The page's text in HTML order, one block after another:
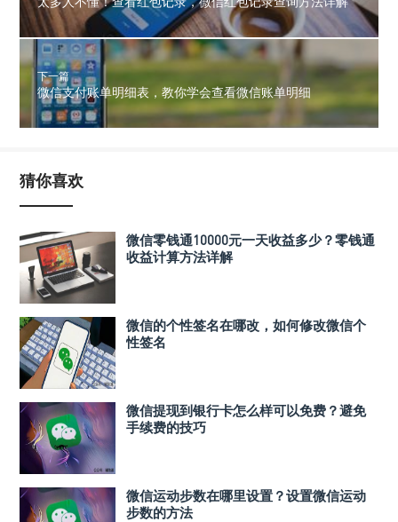
下一篇
微信支付账单明细表，教你学会查看微信账单明细
猜你喜欢
微信零钱通10000元一天收益多少？零钱通
收益计算方法详解
微信的个性签名在哪改，如何修改微信个
性签名
微信提现到银行卡怎么样可以免费？避免
手续费的技巧
微信运动步数在哪里设置？设置微信运动
步数的方法